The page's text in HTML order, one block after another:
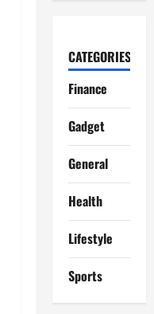
CATEGORIES
Finance
Gadget
General
Health
Lifestyle
Sports